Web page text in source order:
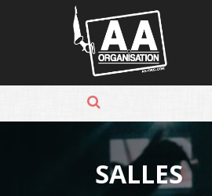
Panneau de gestion des cookies
SALLES